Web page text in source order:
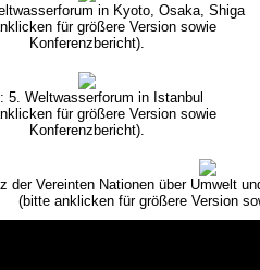
in Kyoto, Osaka, Shiga
für größere Version sowie
Konferenzbericht).
5. Weltwasserforum in Istanbul
für größere Version sowie
Konferenzbericht).
der Vereinten Nationen über Umwelt
(bitte anklicken für größere Version